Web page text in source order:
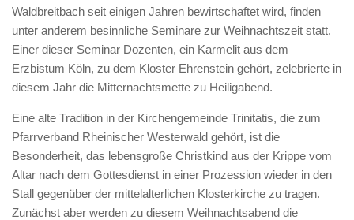
Waldbreitbach seit einigen Jahren bewirtschaftet wird, finden
unter anderem besinnliche Seminare zur Weihnachtszeit statt.
Einer dieser Seminar Dozenten, ein Karmelit aus dem
Erzbistum Köln, zu dem Kloster Ehrenstein gehört, zelebrierte in
diesem Jahr die Mitternachtsmette zu Heiligabend.
Eine alte Tradition in der Kirchengemeinde Trinitatis, die zum
Pfarrverband Rheinischer Westerwald gehört, ist die
Besonderheit, das lebensgroße Christkind aus der Krippe vom
Altar nach dem Gottesdienst in einer Prozession wieder in den
Stall gegenüber der mittelalterlichen Klosterkirche zu tragen.
Zunächst aber werden zu diesem Weihnachtsabend die